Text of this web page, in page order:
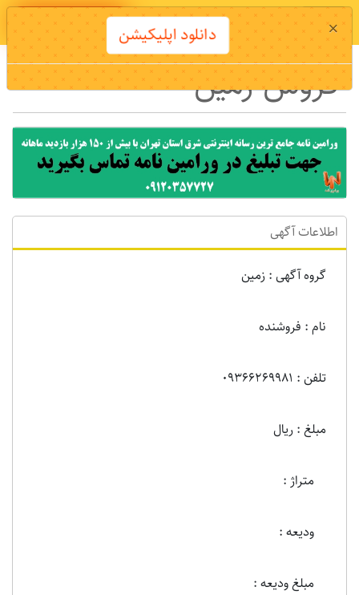
دانلود اپلیکیشن
فروش زمین
اطلاعات آگهی
گروه آگهی : زمين
نام : فروشنده
تلفن : 09366269981
مبلغ : ریال
متراژ :
ودیعه :
مبلغ ودیعه :
× دانلود اپلیکیشن